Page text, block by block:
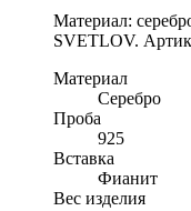
Материал:
SVETLOV.
Материал
Серебро
Проба
925
Вставка
Фианит
Вес изделия